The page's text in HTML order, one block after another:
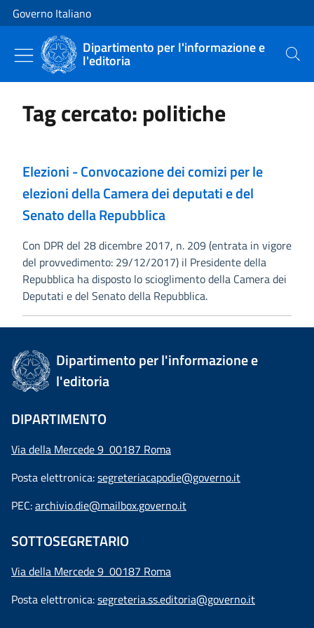
Vai al contenuto
Vai alla navigazione del sito
Governo Italiano
Dipartimento per l'informazione e
l'editoria Cerca
Tag cercato: politiche
Elezioni - Convocazione dei comizi per le
elezioni della Camera dei deputati e del
Senato della Repubblica
Con DPR del 28 dicembre 2017, n. 209 (entrata in vigore
del provvedimento: 29/12/2017) il Presidente della
Repubblica ha disposto lo scioglimento della Camera dei
Deputati e del Senato della Repubblica.
Dipartimento per l'informazione e
l'editoria
DIPARTIMENTO
Via della Mercede 9 00187 Roma
Posta elettronica:segreteriacapodie@governo.it
PEC:archivio.die@mailbox.governo.it
SOTTOSEGRETARIO
Via della Mercede 9 00187 Roma
Posta elettronica:segreteria.ss.editoria@governo.it